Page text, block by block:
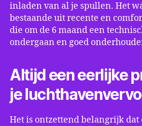
inladen van al je spullen. Het
bestaande uit recente en
die om de 6 maand een
ondergaan en goed
Altijd een eerlijke
je
Het is ontzettend belangrijk dat